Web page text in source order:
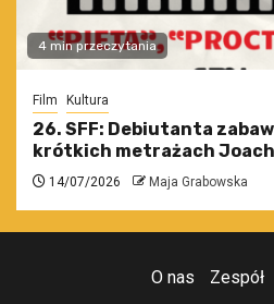
4 min przeczytania
Film Kultura
26. SFF: Debiutanta
krótkich metrażach
14/07/2026 Maja Grabowska
O nas Zespół